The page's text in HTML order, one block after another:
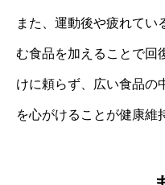
また、運動後や疲れてい
む食品を加えることで回
けに頼らず、広い食品の
を心がけることが健康維